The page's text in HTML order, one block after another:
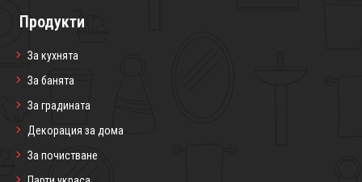
Продукти
За кухнята
За банята
За градината
Декорация за дома
За почистване